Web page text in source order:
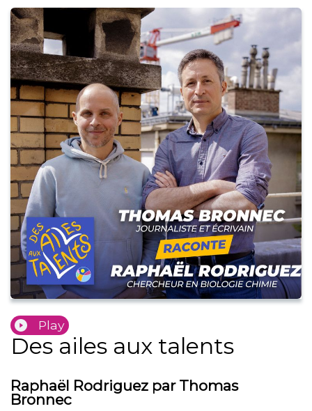
Play
Des ailes aux talents
Raphaël Rodriguez par Thomas
Bronnec